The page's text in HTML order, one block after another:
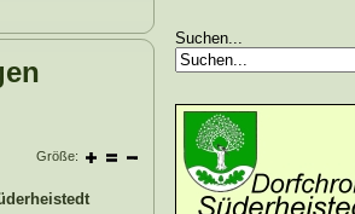
Größe:
Suchen...